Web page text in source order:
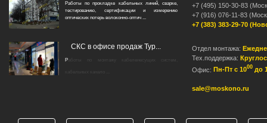
Работы по прокладке кабельных линий, сварке,
тестированию, сертификации и измерению
оптических потерь волоконно-оптич ...
СКС в офисе продаж Тур...
Р аботы по монтажу кабеленесущих систем,
+7 (495) 150-30-83
+7 (916) 076-11-83
+7 (383) 383-29-70
Отдел монтажа:
Тех.поддержка:
Офис: Пн-Пт с 1000до
sale@moskono.ru